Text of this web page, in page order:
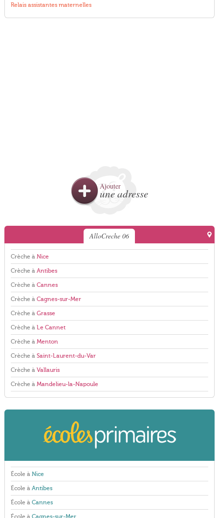
Relais assistantes maternelles
Ajouter
une adresse
AlloCreche 06
Crèche à Nice
Crèche à Antibes
Crèche à Cannes
Crèche à Cagnes-sur-Mer
Crèche à Grasse
Crèche à Le Cannet
Crèche à Menton
Crèche à Saint-Laurent-du-Var
Crèche à Vallauris
Crèche à Mandelieu-la-Napoule
École à Nice
École à Antibes
École à Cannes
École à Cagnes-sur-Mer